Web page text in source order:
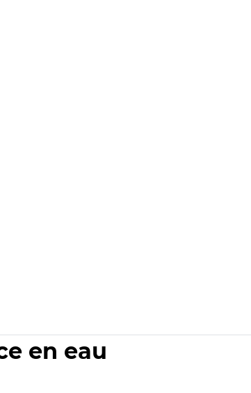
en eau